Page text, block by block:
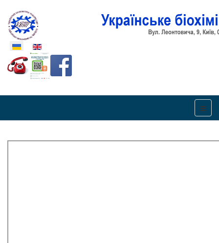
Оберіть свою мову